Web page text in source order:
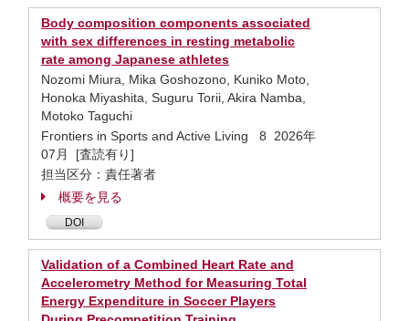
Body composition components associated
with sex differences in resting metabolic
rate among Japanese athletes
Nozomi Miura, Mika Goshozono, Kuniko Moto,
Honoka Miyashita, Suguru Torii, Akira Namba,
Motoko Taguchi
Frontiers in Sports and Active Living 8 2026年
07月 [査読有り]
担当区分：責任著者
概要を見る
DOI
Validation of a Combined Heart Rate and
Accelerometry Method for Measuring Total
Energy Expenditure in Soccer Players